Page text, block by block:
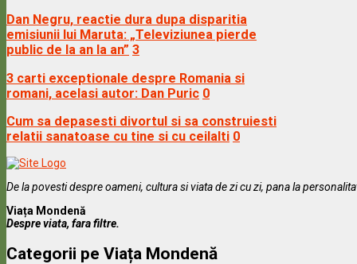
Dan Negru, reactie dura dupa disparitia
emisiunii lui Maruta: „Televiziunea pierde
public de la an la an” 3
3 carti exceptionale despre Romania si
romani, acelasi autor: Dan Puric 0
Cum sa depasesti divortul si sa construiesti
relatii sanatoase cu tine si cu ceilalti 0
De la povesti despre oameni, cultura si viata de zi cu zi, pana la
Viața Mondenă
Despre viata, fara filtre.
Categorii pe Viața Mondenă